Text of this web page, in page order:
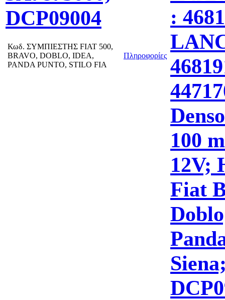
DCP09004
Κωδ. ΣΥΜΠΙΕΣΤΗΣ FIAT 500,
BRAVO, DOBLO, IDEA,
PANDA PUNTO, STILO FIA
Πληροφορίες
:
100
12V;
Fiat